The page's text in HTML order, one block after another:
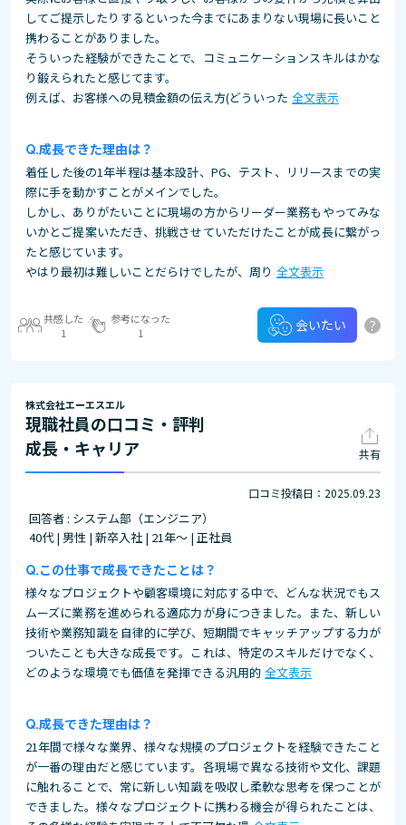
してご提示したりするといった今までにあまりない現場に長いこと
携わることがありました。
そういった経験ができたことで、コミュニケーションスキルはかな
り鍛えられたと感じてます。
例えば、お客様への見積金額の伝え方(どういった 全文表示
成長できた理由は？
着任した後の1年半程は基本設計、PG、テスト、リリースまでの実
際に手を動かすことがメインでした。
しかし、ありがたいことに現場の方からリーダー業務もやってみな
いかとご提案いただき、挑戦させていただけたことが成長に繋がっ
たと感じています。
やはり最初は難しいことだらけでしたが、周り 全文表示
共感した
1
参考になった
1
会いたい ?
株式会社エーエスエル
現職社員の口コミ・評判
成長・キャリア
共有
口コミ投稿日：2025.09.23
回答者 : システム部（エンジニア）
40代 | 男性 | 新卒入社 | 21年～ | 正社員
この仕事で成長できたことは？
様々なプロジェクトや顧客環境に対応する中で、どんな状況でもス
ムーズに業務を進められる適応力が身につきました。また、新しい
技術や業務知識を自律的に学び、短期間でキャッチアップする力が
ついたことも大きな成長です。これは、特定のスキルだけでなく、
どのような環境でも価値を発揮できる汎用的 全文表示
成長できた理由は？
21年間で様々な業界、様々な規模のプロジェクトを経験できたこと
が一番の理由だと感じています。各現場で異なる技術や文化、課題
に触れることで、常に新しい知識を吸収し柔軟な思考を保つことが
できました。様々なプロジェクトに携わる機会が得られたことは、